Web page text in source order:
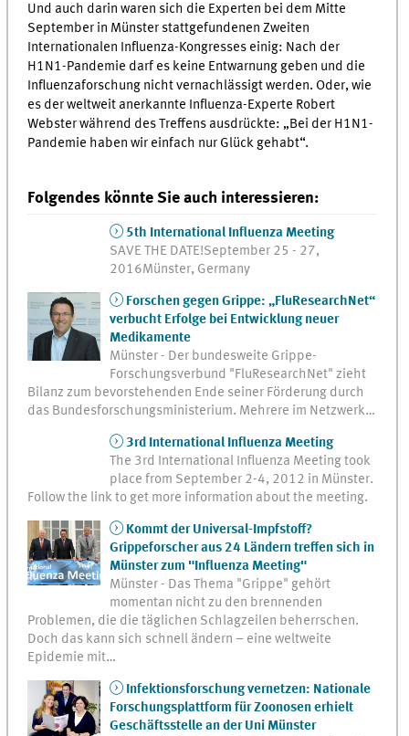
Und auch darin waren sich die Experten bei dem Mitte
September in Münster stattgefundenen Zweiten
Internationalen Influenza-Kongresses einig: Nach der
H1N1-Pandemie darf es keine Entwarnung geben und die
Influenzaforschung nicht vernachlässigt werden. Oder, wie
es der weltweit anerkannte Influenza-Experte Robert
Webster während des Treffens ausdrückte: „Bei der H1N1-
Pandemie haben wir einfach nur Glück gehabt“.
Folgendes könnte Sie auch interessieren:
5th International Influenza Meeting
SAVE THE DATE!September 25 - 27,
2016Münster, Germany
Forschen gegen Grippe: „FluResearchNet“
verbucht Erfolge bei Entwicklung neuer
Medikamente
Münster - Der bundesweite Grippe-
Forschungsverbund "FluResearchNet" zieht
Bilanz zum bevorstehenden Ende seiner Förderung durch
das Bundesforschungsministerium. Mehrere im Netzwerk…
3rd International Influenza Meeting
The 3rd International Influenza Meeting took
place from September 2-4, 2012 in Münster.
Follow the link to get more information about the meeting.
Kommt der Universal-Impfstoff?
Grippeforscher aus 24 Ländern treffen sich in
Münster zum "Influenza Meeting"
Münster - Das Thema "Grippe" gehört
momentan nicht zu den brennenden
Problemen, die die täglichen Schlagzeilen beherrschen.
Doch das kann sich schnell ändern – eine weltweite
Epidemie mit…
Infektionsforschung vernetzen: Nationale
Forschungsplattform für Zoonosen erhielt
Geschäftsstelle an der Uni Münster